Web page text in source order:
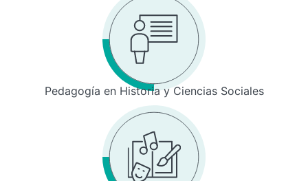
Pedagogía en Historia y Ciencias Sociales